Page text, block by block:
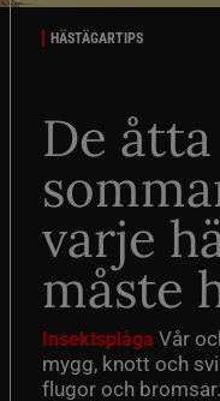
HÄSTÄGARTIPS
De åtta
varje
måste
Insektsplåga Vår
mygg, knott och
flugor och